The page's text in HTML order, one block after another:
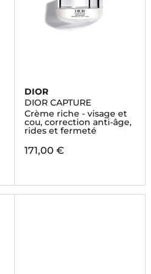
DIOR
DIOR CAPTURE
Crème riche - visage et
cou, correction anti-âge,
rides et fermeté
171,00 €